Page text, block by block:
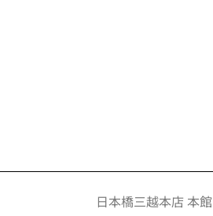
日本橋三越本店 本館